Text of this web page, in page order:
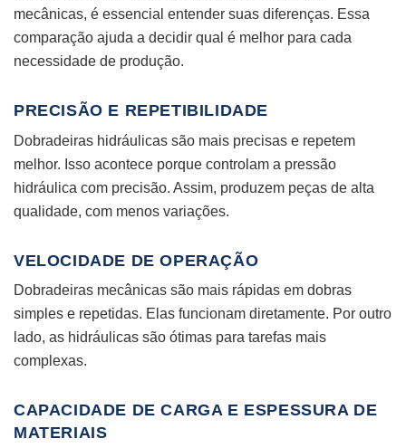
mecânicas, é essencial entender suas diferenças. Essa
comparação ajuda a decidir qual é melhor para cada
necessidade de produção.
PRECISÃO E REPETIBILIDADE
Dobradeiras hidráulicas são mais precisas e repetem
melhor. Isso acontece porque controlam a pressão
hidráulica com precisão. Assim, produzem peças de alta
qualidade, com menos variações.
VELOCIDADE DE OPERAÇÃO
Dobradeiras mecânicas são mais rápidas em dobras
simples e repetidas. Elas funcionam diretamente. Por outro
lado, as hidráulicas são ótimas para tarefas mais
complexas.
CAPACIDADE DE CARGA E ESPESSURA DE
MATERIAIS